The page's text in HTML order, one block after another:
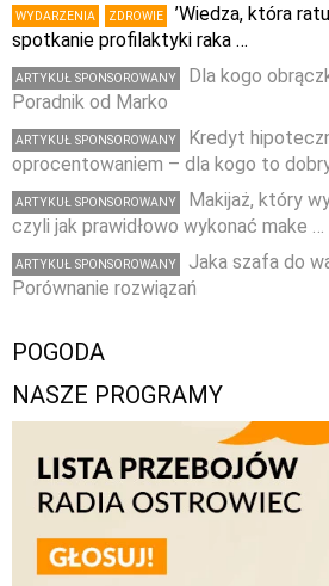
WYDARZENIA ZDROWIE
’Wiedza, która
spotkanie profilaktyki raka …
ARTYKUŁ SPONSOROWANY
Dla kogo
Poradnik od Marko
ARTYKUŁ SPONSOROWANY
Kredyt
oprocentowaniem – dla kogo to
ARTYKUŁ SPONSOROWANY
Makijaż, który
czyli jak prawidłowo wykonać make …
ARTYKUŁ SPONSOROWANY
Jaka szafa do
Porównanie rozwiązań
POGODA
NASZE PROGRAMY